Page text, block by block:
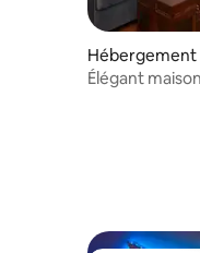
Hébergement
Élégant